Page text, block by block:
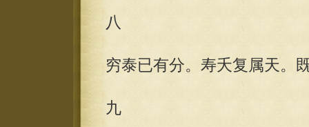
八
穷泰已有分。寿夭复属天。
九